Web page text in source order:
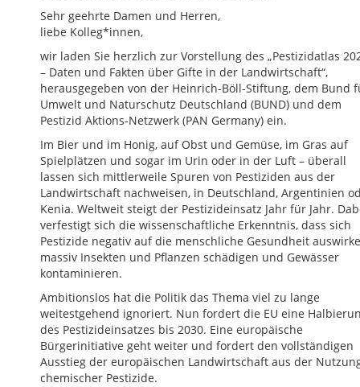
Sehr geehrte Damen und Herren,
liebe Kolleg*innen,
wir laden Sie herzlich zur Vorstellung des „Pestizidatlas
– Daten und Fakten über Gifte in der Landwirtschaft“,
herausgegeben von der Heinrich-Böll-Stiftung, dem Bund
Umwelt und Naturschutz Deutschland (BUND) und dem
Pestizid Aktions-Netzwerk (PAN Germany) ein.
Im Bier und im Honig, auf Obst und Gemüse, im Gras auf
Spielplätzen und sogar im Urin oder in der Luft – überall
lassen sich mittlerweile Spuren von Pestiziden aus der
Landwirtschaft nachweisen, in Deutschland, Argentinien
Kenia. Weltweit steigt der Pestizideinsatz Jahr für Jahr.
verfestigt sich die wissenschaftliche Erkenntnis, dass sich
Pestizide negativ auf die menschliche Gesundheit
massiv Insekten und Pflanzen schädigen und Gewässer
kontaminieren.
Ambitionslos hat die Politik das Thema viel zu lange
weitestgehend ignoriert. Nun fordert die EU eine
des Pestizideinsatzes bis 2030. Eine europäische
Bürgerinitiative geht weiter und fordert den vollständigen
Ausstieg der europäischen Landwirtschaft aus der
chemischer Pestizide.